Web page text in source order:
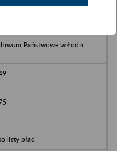
Wojewódzka Federacji
Państwowe w Łodzi
listy płac